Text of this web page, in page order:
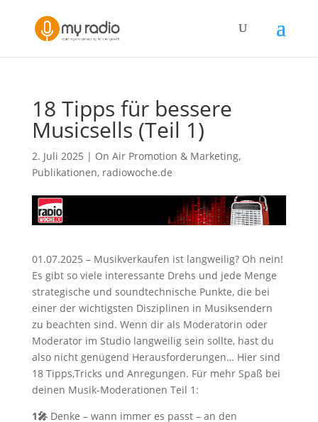
18 Tipps für bessere
Musicsells (Teil 1)
2. Juli 2025 | On Air Promotion & Marketing,
Publikationen, radiowoche.de
01.07.2025 – Musikverkaufen ist langweilig? Oh nein!
Es gibt so viele interessante Drehs und jede Menge
strategische und soundtechnische Punkte, die bei
einer der wichtigsten Disziplinen in Musiksendern
zu beachten sind. Wenn dir als Moderatorin oder
Moderator im Studio langweilig sein sollte, hast du
also nicht genügend Herausforderungen… Hier sind
18 Tipps,Tricks und Anregungen. Für mehr Spaß bei
deinen Musik-Moderationen Teil 1:
1🎤Denke – wann immer es passt – an den